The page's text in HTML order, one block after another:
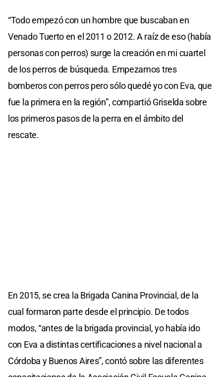
“Todo empezó con un hombre que buscaban en
Venado Tuerto en el 2011 o 2012. A raíz de eso (había
personas con perros) surge la creación en mi cuartel
de los perros de búsqueda. Empezamos tres
bomberos con perros pero sólo quedé yo con Eva, que
fue la primera en la región”, compartió Griselda sobre
los primeros pasos de la perra en el ámbito del
rescate.
En 2015, se crea la Brigada Canina Provincial, de la
cual formaron parte desde el principio. De todos
modos, “antes de la brigada provincial, yo había ido
con Eva a distintas certificaciones a nivel nacional a
Córdoba y Buenos Aires”, contó sobre las diferentes